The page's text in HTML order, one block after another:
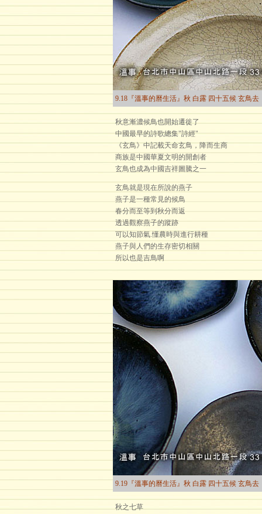
9.18『溫事的曆生活』秋 白露 四十五候 玄鳥去
秋意漸濃候鳥也開始遷徙了
中國最早的詩歌總集"詩經"
《玄鳥》中記載天命玄鳥，降而生商
商族是中國華夏文明的開創者
玄鳥也成為中國吉祥圖騰之一
玄鳥就是現在所說的燕子
燕子是一種常見的候鳥
春分而至等到秋分而返
透過觀察燕子的蹤跡
可以知節氣.懂農時與進行耕種
燕子與人們的生存密切相關
所以也是吉鳥啊
9.19『溫事的曆生活』秋 白露 四十五候 玄鳥去
秋之七草